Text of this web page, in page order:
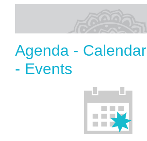
Agenda - Calendar
- Events